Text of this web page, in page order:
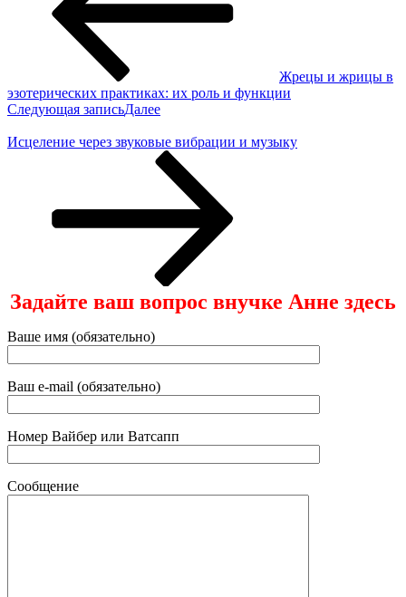
Жрецы и жрицы в
эзотерических практиках: их роль и функции
Следующая записьДалее
Исцеление через звуковые вибрации и музыку
Задайте ваш вопрос внучке Анне здесь
Ваше имя (обязательно)
Ваш e-mail (обязательно)
Номер Вайбер или Ватсапп
Сообщение